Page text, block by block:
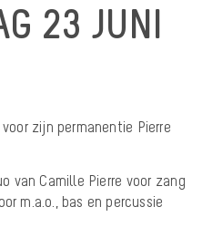
23 JUNI
zijn permanentie Pierre
van Camille Pierre voor zang
m.a.o., bas en percussie